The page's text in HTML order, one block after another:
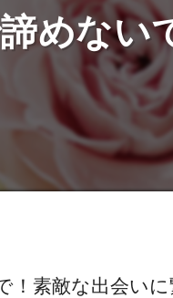
めない
！素敵な出会い